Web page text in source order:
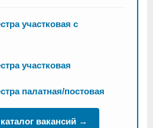
участковая с
участковая
палатная/постовая
вакансий →